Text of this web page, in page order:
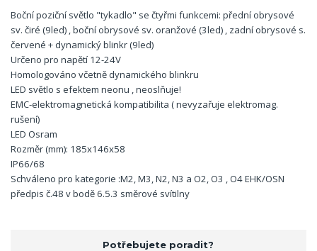
Boční poziční světlo "tykadlo" se čtyřmi funkcemi: přední obrysové
sv. čiré (9led) , boční obrysové sv. oranžové (3led) , zadní obrysové s.
červené + dynamický blinkr (9led)
Určeno pro napětí 12-24V
Homologováno včetně dynamického blinkru
LED světlo s efektem neonu , neoslňuje!
EMC-elektromagnetická kompatibilita ( nevyzařuje elektromag.
rušení)
LED Osram
Rozměr (mm): 185x146x58
IP66/68
Schváleno pro kategorie :M2, M3, N2, N3 a O2, O3 , O4 EHK/OSN
předpis č.48 v bodě 6.5.3 směrové svítilny
Potřebujete poradit?